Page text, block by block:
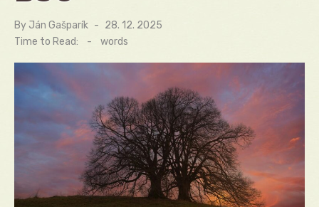
By Ján Gašparík
Posted
on
28. 12. 2025
Time to Read:
- words